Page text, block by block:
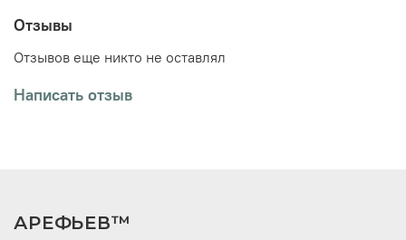
Отзывы
Отзывов еще никто не оставлял
Написать отзыв
АРЕФЬЕВ™